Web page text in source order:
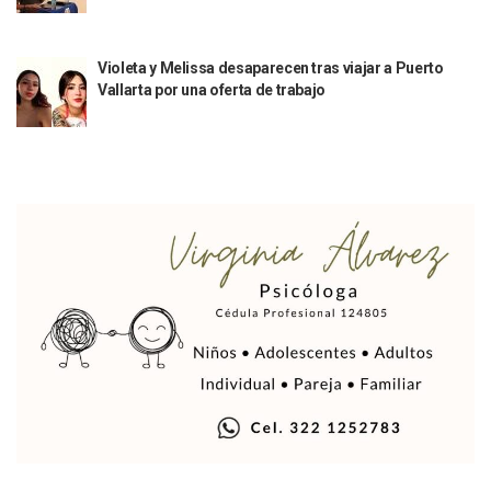
Esposo De Clarisa Pide Apoyo Para Probar Presunta
Crece Economía De Jalisco 14 Veces Más Que El
Abre En UNIRSE Puerto Vallarta El Módulo De Inclusión Y
Puerto Vallarta En Lo Alto De Las Preferencias Turísticas
Héctor Santana Dona Terreno En Ejido San José Donde
Elefante Marino Vuelve A Descansar En Playa Los Ayala
Champions League: ¿Quiénes Ya Clasificaron A Los
Invita Fundación Andrea 3.21 A La Segunda Edición De
Puerto Vallarta Está Listo Para El Medio Maratón Turístico
“Un 28 De Enero Mataron A Don Lamberto Quintero”
Hay Vacunas Disponibles En DRSE, Unirse, Aeropuerto Y
Violeta y Melissa desaparecen tras viajar a Puerto
Vallarta por una oferta de trabajo